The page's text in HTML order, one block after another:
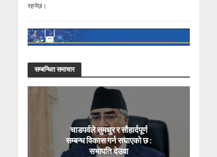
रहनेछ।
सम्बन्धित समाचार
चाडपर्वले सुमधुर र सौहार्दपूर्ण
सम्बन्ध विकास गर्न सघाएको छ :
सभापति देउवा